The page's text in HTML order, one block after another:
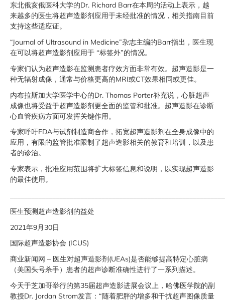
东北俄亥俄医科大学的Dr. Richard Barr在本周的活动上表示，越
来越多的医生将超声造影剂应用于未经批准的情况，相关指南目前
支持这些适应证。
“Journal of Ultrasound in Medicine”杂志主编的Barr指出，医生现
在可以将超声造影剂应用于 “标签外”的情况。
专家们认为超声造影在监测患者疗效方面非常有效。超声造影是一
种无辐射成像，通常与价格更高的MRI或CT效果相同或更佳。
内布拉斯加大学医学中心的Dr. Thomas Porter补充说，心脏超声
成像也将受益于超声造影剂更全面的监管和批准。超声造影在诊断
心血管疾病方面可发挥关键作用。
专家呼吁FDA与试剂制造商合作，拓宽超声造影剂在全身成像中的
应用，有限的监管批准限制了超声造影相关的教育和培训，以及患
者的诊治。
专家表示，批准应用范围将扩大标签信息和说明，以实现超声造影
的最佳使用。
医生预测超声造影剂的益处
2021年9月30日
国际超声造影协会 (ICUS)
商业新闻网 – 医生对超声造影剂(UEAs)是否能够提高特定心脏病
（美国头号杀手）患者的超声诊断准确性进行了一系列描述。
今天于芝加哥举行的第35届超声造影进展会议上，哈佛医学院的副
教授Dr. Jordan Strom发言：“随着肥胖的增多和干扰超声图像质量